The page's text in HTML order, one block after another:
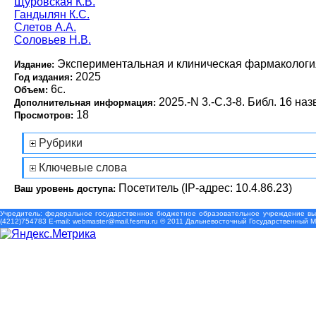
Гандылян К.С.
Слетов А.А.
Соловьев Н.В.
Издание: Экспериментальная и клиническая
Год издания: 2025
Объем: 6с.
Дополнительная информация: 2025.-N 3.-С.3-8. Библ. 16
Просмотров: 18
Рубрики
Ключевые слова
Ваш уровень доступа: Посетитель (IP-адрес: 10.4.86.23)
Учредитель: федеральное государственное бюджетное образовательное учреждение
(4212)754783 Е-mail: webmaster@mail.fesmu.ru © 2011 Дальневосточный Государственный